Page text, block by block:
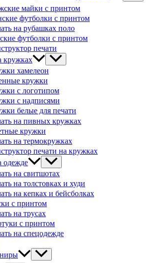
майки с принтом
футболки с принтом
на рубашках поло
футболки с принтом
печати
кружках
хамелеон
кружки
с логотипом
с надписями
белые для печати
на пивных кружках
кружки
на термокружках
печати на кружках
одежде
на свитшотах
на толстовках и худи
на кепках и бейсболках
с принтом
на трусах
с принтом
на спецодежде